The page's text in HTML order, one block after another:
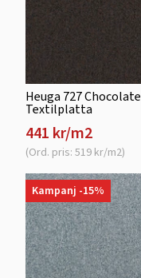
Heuga 727 Chocolate
Textilplatta
441 kr/m2
(Ord. pris: 519 kr/m2)
Kampanj -15%